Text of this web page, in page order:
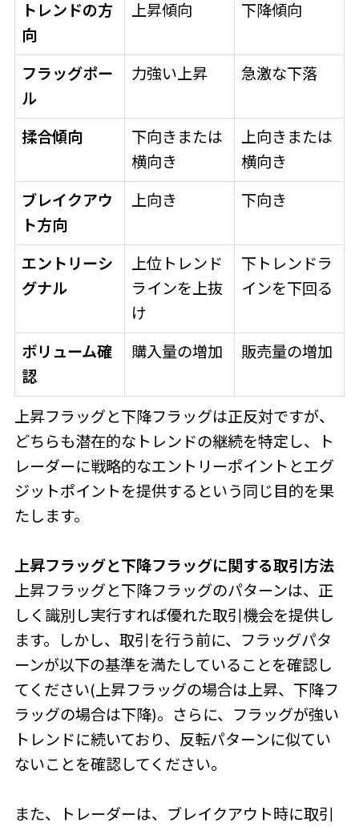
トレンドの方
向
上昇傾向 下降傾向
フラッグポー
ル
力強い上昇 急激な下落
揉合傾向
下向きまたは
横向き
上向きまたは
横向き
ブレイクアウ
ト方向
上向き 下向き
エントリーシ
グナル
上位トレンド
ラインを上抜
け
下トレンドラ
インを下回る
ボリューム確
認
購入量の増加 販売量の増加
上昇フラッグと下降フラッグは正反対ですが、
どちらも潜在的なトレンドの継続を特定し、ト
レーダーに戦略的なエントリーポイントとエグ
ジットポイントを提供するという同じ目的を果
たします。
上昇フラッグと下降フラッグに関する取引方法
上昇フラッグと下降フラッグのパターンは、正
しく識別し実行すれば優れた取引機会を提供し
ます。しかし、取引を行う前に、フラッグパタ
ーンが以下の基準を満たしていることを確認し
てください(上昇フラッグの場合は上昇、下降フ
ラッグの場合は下降)。さらに、フラッグが強い
トレンドに続いており、反転パターンに似てい
ないことを確認してください。
また、トレーダーは、ブレイクアウト時に取引